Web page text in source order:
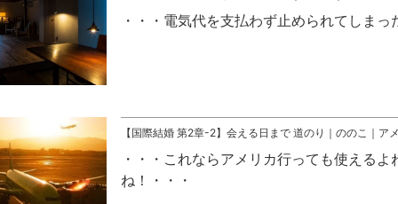
電気代を支払わず止められてしまっ
【国際結婚 第2章-2】会える日まで 道のり｜ののこ｜ア
これならアメリカ行っても使える
ね！